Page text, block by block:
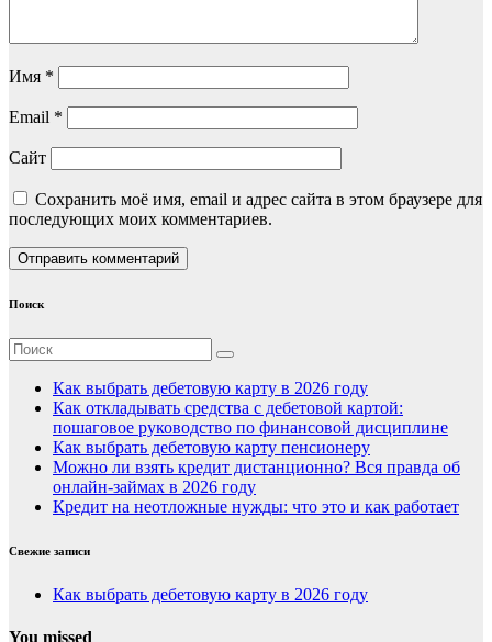
Имя *
Email *
Сайт
Сохранить моё имя, email и адрес сайта в этом браузере для
последующих моих комментариев.
Поиск
Как выбрать дебетовую карту в 2026 году
Как откладывать средства с дебетовой картой:
пошаговое руководство по финансовой дисциплине
Как выбрать дебетовую карту пенсионеру
Можно ли взять кредит дистанционно? Вся правда об
онлайн-займах в 2026 году
Кредит на неотложные нужды: что это и как работает
Свежие записи
Как выбрать дебетовую карту в 2026 году
You missed